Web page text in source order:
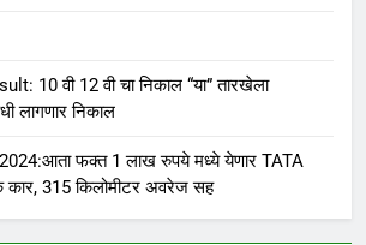
10 वी 12 वी चा निकाल “या” तारखेला
लागणार निकाल
फक्त 1 लाख रुपये मध्ये येणार TATA
कार, 315 किलोमीटर अवरेज सह